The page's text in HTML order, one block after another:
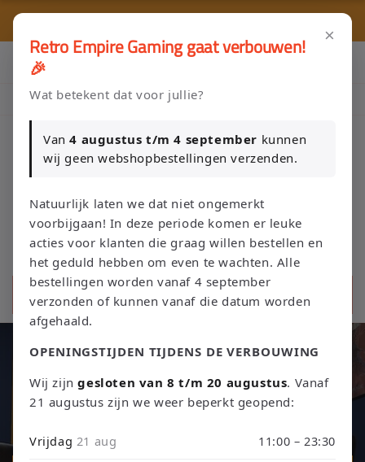
naar de
🎮
Klik Hier en Verkoop je Game of TCG collectie aan Retro Empire
Nieuw: zoek je Magic-deck automatisch op in onze voorraad.
Retro Games, Consoles & TCG
Ontdek onze collectie retro games, refurbished consoles en
×
Retro Empire Gaming gaat verbouwen!
🎉
Wat betekent dat voor jullie?
Van4 augustus t/m 4 september kunnen
wij geen webshopbestellingen verzenden.
Natuurlijk laten we dat niet ongemerkt
voorbijgaan! In deze periode komen er leuke
acties voor klanten die graag willen bestellen en
het geduld hebben om even te wachten. Alle
bestellingen worden vanaf 4 september
verzonden of kunnen vanaf die datum worden
afgehaald.
OPENINGSTIJDEN TIJDENS DE VERBOUWING
Wij zijngesloten van 8 t/m 20 augustus. Vanaf
21 augustus zijn we weer beperkt geopend:
Vrijdag 21 aug 11:00 – 23:30